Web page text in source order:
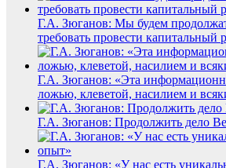
Г.А. Зюганов: Мы будем
требовать провести капитальный
Г.А. Зюганов: «Эта
ложью, клеветой, насилием и
Г.А. Зюганов: Продолжить дело
Г.А. Зюганов: «У нас есть